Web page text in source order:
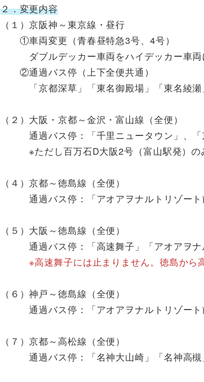
２．変更内容
（１）京阪神～東京線・昼行
①車両変更（青春昼特急3号、4号）
ダブルデッカー車両をハイデッカー車両
②通過バス停（上下全便共通）
「京都深草」「東名御殿場」「東名綾瀬
（２）大阪・京都～金沢・富山線（全便）
通過バス停：「千里ニュータウン」、「
※ただし百万石D大阪2号（富山駅発）のみ
（４）京都～徳島線（全便）
通過バス停：「アオアヲナルトリゾート
（５）大阪～徳島線（全便）
通過バス停：「高速舞子」「アオアヲナ
※高速舞子には止まりません。徳島から
（６）神戸～徳島線（全便）
通過バス停：「アオアヲナルトリゾート
（７）京都～高松線（全便）
通過バス停：「名神大山崎」「名神高槻